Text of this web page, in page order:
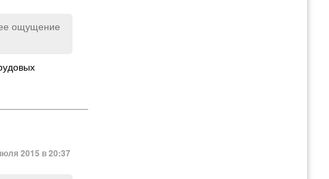
ощущение
2015 в 20:37